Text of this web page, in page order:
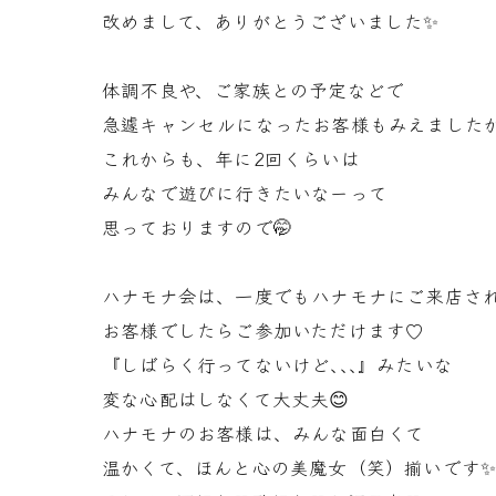
改めまして、ありがとうございました✨
体調不良や、ご家族との予定などで
急遽キャンセルになったお客様もみえました
これからも、年に2回くらいは
みんなで遊びに行きたいなーって
思っておりますので🤭
ハナモナ会は、一度でもハナモナにご来店さ
お客様でしたらご参加いただけます♡
『しばらく行ってないけど､､､』みたいな
変な心配はしなくて大丈夫😊
ハナモナのお客様は、みんな面白くて
温かくて、ほんと心の美魔女（笑）揃いです✨